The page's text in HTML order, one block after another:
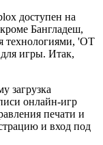
доступен на
Бангладеш,
технологиями, 'ОТ
игры. Итак,
загрузка
онлайн-игр
печати и
и вход под